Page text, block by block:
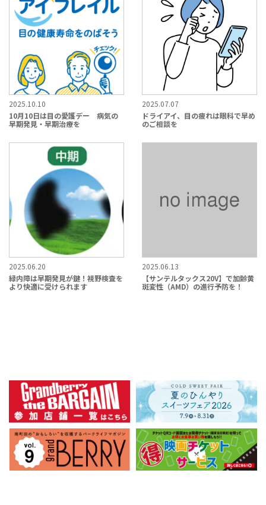
2025.10.10
10月10日は目の愛護デー 病気の
早期発見・早期治療を
2025.07.07
ドライアイ、目の疲れは眼科で早め
のご相談を
2025.06.20
緑内障は早期発見が鍵！視野検査を
より快適に受けられます
2025.06.13
【サンテルタックス20V】で加齢黄
斑変性（AMD）の進行予防を！